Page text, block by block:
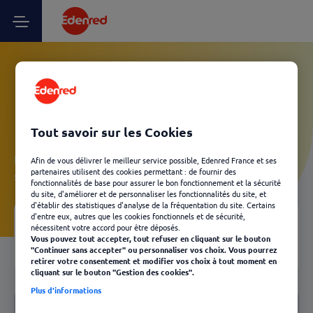
Vos questions Client
Kadéos - Passer commande
Laissez-vous guider et découvrez, en quelques clics, les
solutions Edenred les plus adaptées à votre besoin.
04 Votre FAQ
Retour
Notre FAQ
Tout savoir sur les Cookies
Afin de vous délivrer le meilleur service possible, Edenred France et ses
partenaires utilisent des cookies permettant : de fournir des
fonctionnalités de base pour assurer le bon fonctionnement et la sécurité
du site, d'améliorer et de personnaliser les fonctionnalités du site, et
d'établir des statistiques d'analyse de la fréquentation du site. Certains
d'entre eux, autres que les cookies fonctionnels et de sécurité,
nécessitent votre accord pour être déposés.
Vous pouvez tout accepter, tout refuser en cliquant sur le bouton
"Continuer sans accepter" ou personnaliser vos choix. Vous pourrez
retirer votre consentement et modifier vos choix à tout moment en
cliquant sur le bouton "Gestion des cookies".
Plus d'informations